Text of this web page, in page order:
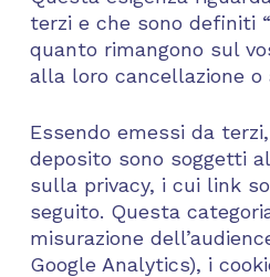
terzi e che sono definiti
quanto rimangono sul
alla loro cancellazione o
Essendo emessi da
deposito sono soggetti
sulla privacy, i cui link
seguito. Questa
misurazione
Google Analytics), i